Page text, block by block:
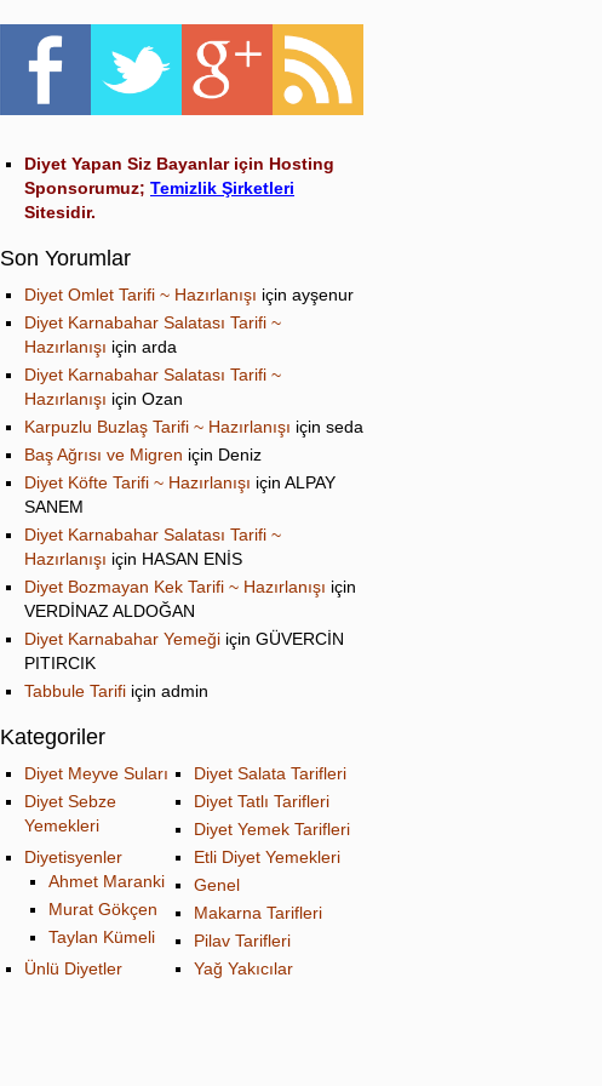
Diyet Yapan Siz Bayanlar için Hosting
Sponsorumuz; Temizlik Şirketleri
Sitesidir.
Son Yorumlar
Diyet Omlet Tarifi ~ Hazırlanışı için ayşenur
Diyet Karnabahar Salatası Tarifi ~
Hazırlanışı için arda
Diyet Karnabahar Salatası Tarifi ~
Hazırlanışı için Ozan
Karpuzlu Buzlaş Tarifi ~ Hazırlanışı için seda
Baş Ağrısı ve Migren için Deniz
Diyet Köfte Tarifi ~ Hazırlanışı için ALPAY
SANEM
Diyet Karnabahar Salatası Tarifi ~
Hazırlanışı için HASAN ENİS
Diyet Bozmayan Kek Tarifi ~ Hazırlanışı için
VERDİNAZ ALDOĞAN
Diyet Karnabahar Yemeği için GÜVERCİN
PITIRCIK
Tabbule Tarifi için admin
Kategoriler
Diyet Meyve Suları
Diyet Salata Tarifleri
Diyet Sebze
Yemekleri
Diyet Tatlı Tarifleri
Diyet Yemek Tarifleri
Diyetisyenler
Ahmet Maranki
Murat Gökçen
Taylan Kümeli
Etli Diyet Yemekleri
Genel
Makarna Tarifleri
Pilav Tarifleri
Ünlü Diyetler
Yağ Yakıcılar